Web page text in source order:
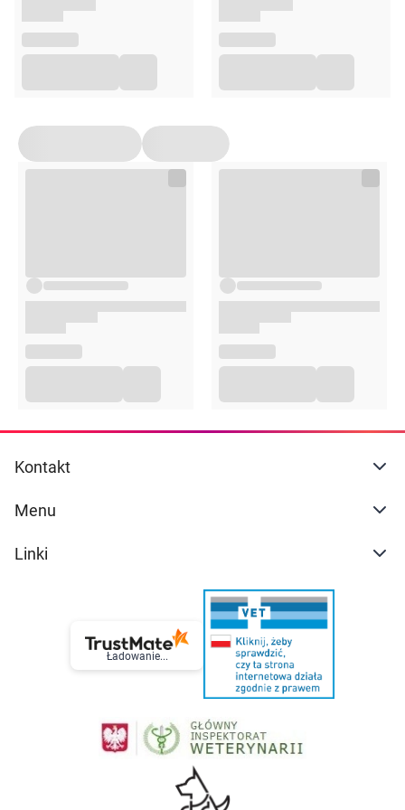
drożdże piwne
serwatka
Szczególnie zalecany w okresie formowania i wymiany
okrywy włosowej.
150 tabletek
Kontakt
Menu
Linki
Ładowanie...